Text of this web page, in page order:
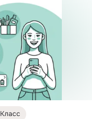
Класс